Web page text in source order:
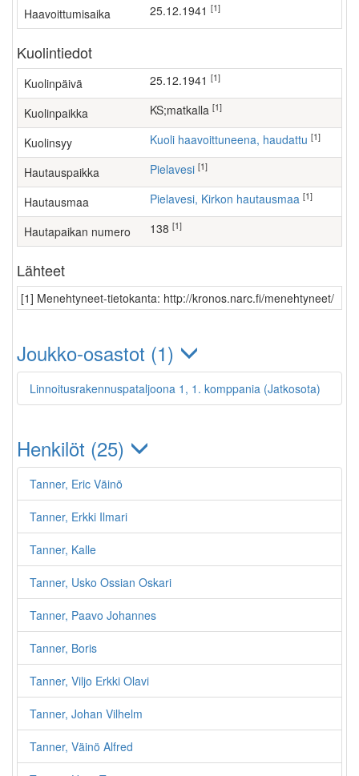
Haavoittumisaika 25.12.1941 [1]
Kuolintiedot
Kuolinpäivä 25.12.1941 [1]
Kuolinpaikka KS;matkalla [1]
Kuolinsyy Kuoli haavoittuneena, haudattu [1]
Hautauspaikka Pielavesi [1]
Hautausmaa Pielavesi, Kirkon hautausmaa [1]
Hautapaikan numero 138 [1]
Lähteet
[1] Menehtyneet-tietokanta: http://kronos.narc.fi/menehtyneet/
Joukko-osastot (1)
Linnoitusrakennuspataljoona 1, 1. komppania (Jatkosota)
Henkilöt (25)
Tanner, Eric Väinö
Tanner, Erkki Ilmari
Tanner, Kalle
Tanner, Usko Ossian Oskari
Tanner, Paavo Johannes
Tanner, Boris
Tanner, Viljo Erkki Olavi
Tanner, Johan Vilhelm
Tanner, Väinö Alfred